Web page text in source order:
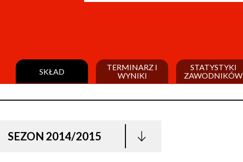
SKŁAD
TERMINARZ I
WYNIKI
STATYSTYKI
ZAWODNIKÓW
SEZON 2014/2015